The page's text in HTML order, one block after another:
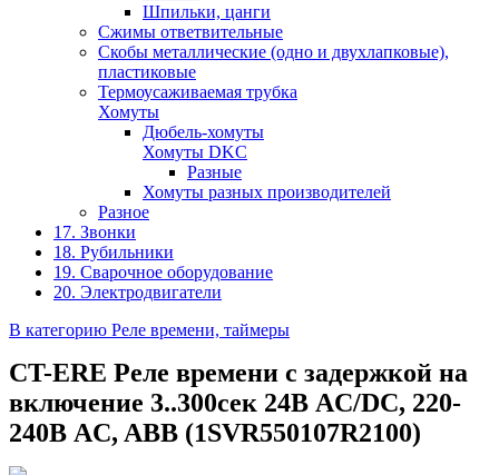
Шпильки, цанги
Сжимы ответвительные
Скобы металлические (одно и двухлапковые),
пластиковые
Термоусаживаемая трубка
Хомуты
Дюбель-хомуты
Хомуты DKC
Разные
Хомуты разных производителей
Разное
17. Звонки
18. Рубильники
19. Сварочное оборудование
20. Электродвигатели
В категорию Реле времени, таймеры
CT-ERE Реле времени с задержкой на
включение 3..300сек 24В AC/DC, 220-
240В AC, ABB (1SVR550107R2100)